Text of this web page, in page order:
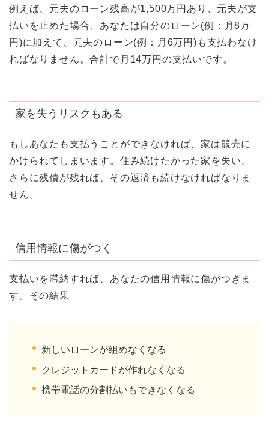
例えば、元夫のローン残高が1,500万円あり、元夫が支
払いを止めた場合、あなたは自分のローン(例：月8万
円)に加えて、元夫のローン(例：月6万円)も支払わなけ
ればなりません。合計で月14万円の支払いです。
家を失うリスクもある
もしあなたも支払うことができなければ、家は競売に
かけられてしまいます。住み続けたかった家を失い、
さらに残債が残れば、その返済も続けなければなりま
せん。
信用情報に傷がつく
支払いを滞納すれば、あなたの信用情報に傷がつきま
す。その結果
新しいローンが組めなくなる
クレジットカードが作れなくなる
携帯電話の分割払いもできなくなる